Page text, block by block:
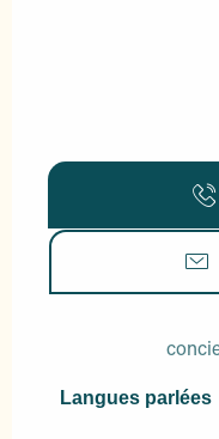
Langues parlées
Langues parlées